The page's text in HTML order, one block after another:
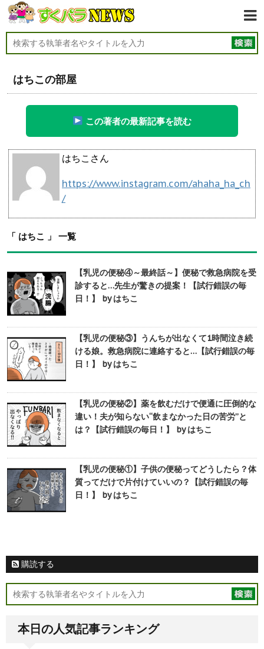
はちこの部屋
この著者の最新記事を読む
はちこさん
https://www.instagram.com/ahaha_ha_ch
/
「 はちこ 」 一覧
【乳児の便秘④～最終話～】便秘で救急病院を受
診すると…先生が驚きの提案！【試行錯誤の毎
日！】 by はちこ
【乳児の便秘③】うんちが出なくて1時間泣き続
ける娘。救急病院に連絡すると…【試行錯誤の毎
日！】 by はちこ
【乳児の便秘②】薬を飲むだけで便通に圧倒的な
違い！夫が知らない“飲まなかった日の苦労”と
は？【試行錯誤の毎日！】 by はちこ
【乳児の便秘①】子供の便秘ってどうしたら？体
質ってだけで片付けていいの？【試行錯誤の毎
日！】 by はちこ
購読する
本日の人気記事ランキング